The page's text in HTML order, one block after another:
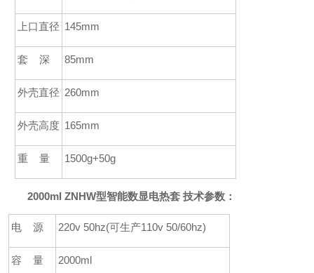
上口直径 145mm
套 深 85mm
外壳直径 260mm
外壳高度 165mm
重 量 1500g+50g
2000ml ZNHW型智能数显电热套 技术参数：
电 源 220v 50hz(可生产110v 50/60hz)
容 量 2000ml